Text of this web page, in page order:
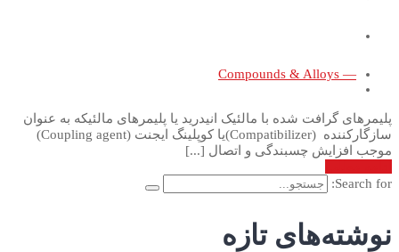
— Compounds & Alloys
پلیمرهای گرافت شده با مالئیک انیدرید یا پلیمرهای مالئیکه به عنوان
سازگارکننده (Compatibilizer)یا کوپلینگ ایجنت (Coupling agent)
موجب افزایش چسبندگی و اتصال [...]
Search for:
نوشته‌های تازه